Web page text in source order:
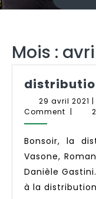
Mois :
29 avril 2021 29|
Comment |
Bonsoir, la distribution sera faite par Angella
Vasone,
Danièle
à la